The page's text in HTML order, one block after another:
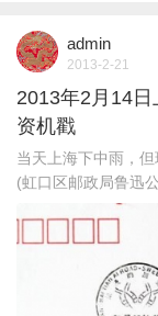
admin
2013-2-21
2013年2月14
资机戳
当天上海下中雨，
(虹口区邮政局鲁迅